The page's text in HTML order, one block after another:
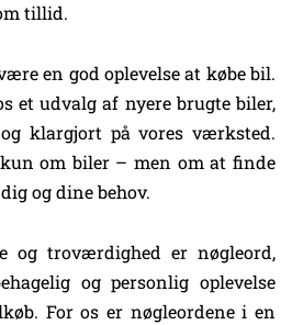
tillid.
en god oplevelse at købe bil.
et udvalg af nyere brugte biler,
klargjort på vores værksted.
om biler – men om at finde
og dine behov.
og troværdighed er nøgleord,
og personlig oplevelse
For os er nøgleordene i en